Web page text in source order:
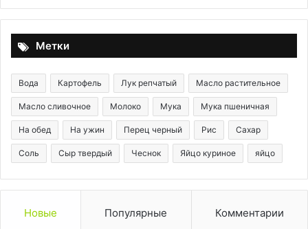
с
Метки
Вода Картофель Лук репчатый Масло растительное
Масло сливочное Молоко Мука Мука пшеничная
На обед На ужин Перец черный Рис Сахар
Соль Сыр твердый Чеснок Яйцо куриное яйцо
Новые Популярные Комментарии